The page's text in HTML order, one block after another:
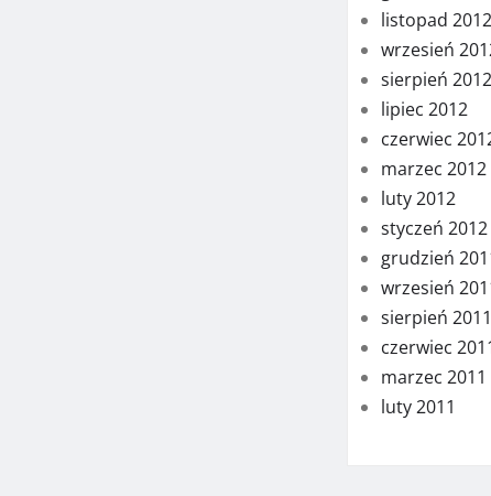
listopad 2012
wrzesień
sierpień 2012
lipiec 2012
czerwiec
marzec 2012
luty 2012
styczeń 2012
grudzień
wrzesień
sierpień 2011
czerwiec
marzec 2011
luty 2011